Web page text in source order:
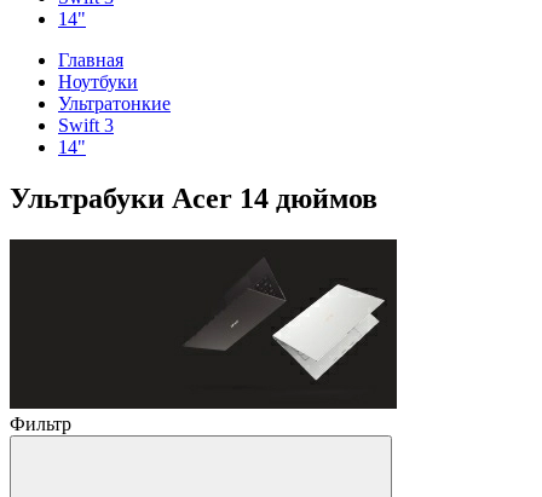
14"
Главная
Ноутбуки
Ультратонкие
Swift 3
14"
Ультрабуки Acer 14 дюймов
Фильтр